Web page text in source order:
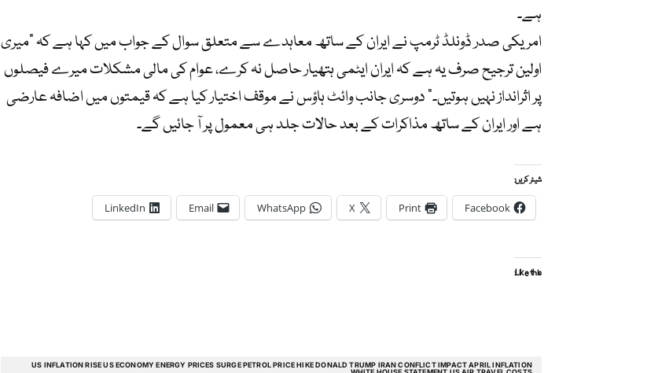
ہے۔
امریکی صدر ڈونلڈ ٹرمپ نے ایران کے ساتھ معاہدے سے متعلق سوال کے جواب میں کہا ہے کہ “میری
اولین ترجیح صرف یہ ہے کہ ایران ایٹمی ہتھیار حاصل نہ کرے، عوام کی مالی مشکلات میرے فیصلوں
پر اثرانداز نہیں ہوتیں۔” دوسری جانب وائٹ ہاؤس نے موقف اختیار کیا ہے کہ قیمتوں میں اضافہ عارضی
ہے اور ایران کے ساتھ مذاکرات کے بعد حالات جلد ہی معمول پر آ جائیں گے۔
شیئر کریں:
Facebook
Print
X
WhatsApp
Email
LinkedIn
Like this:
US INFLATION RISE US ECONOMY ENERGY PRICES SURGE PETROL PRICE HIKE DONALD TRUMP IRAN CONFLICT IMPACT APRIL INFLATION